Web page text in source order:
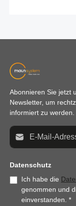
werden viele
Abonnieren Sie jetzt
Newsletter, um
informiert zu werden.
E-Mail-Adresse*
Datenschutz
Ich habe die
genommen und
einverstanden. *